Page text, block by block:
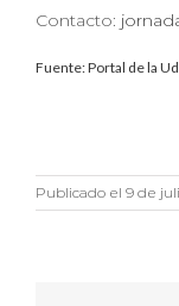
Contacto:
Fuente: Portal de la
Publicado el 9 de